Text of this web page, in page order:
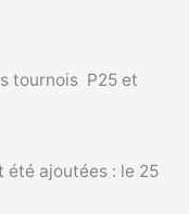
tournois P25 et
été ajoutées : le 25